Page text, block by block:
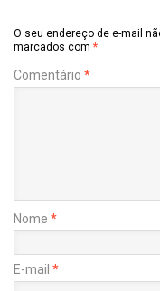
O seu endereço de e-mail
marcados com *
Comentário *
Nome *
E-mail *